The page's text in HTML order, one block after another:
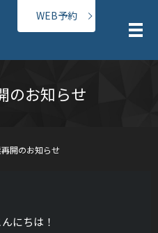
WEB予約
メ
のお知らせ
開のお知らせ
にちは！